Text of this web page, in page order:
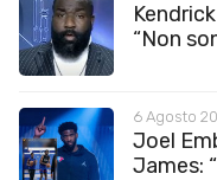
“Non
6 Agosto
Joel
James: